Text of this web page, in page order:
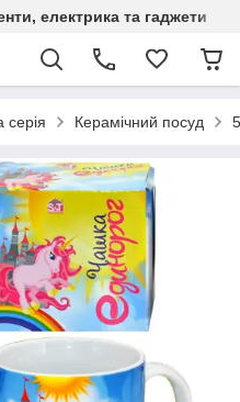
електрика та гаджети
серія Керамічний посуд